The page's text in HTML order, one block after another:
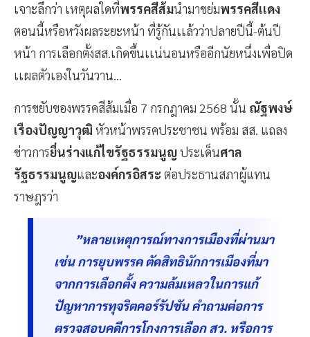
เจาะลึกว่า เหตุผลใดที่พรรคสีส้มนำมาขย่มพรรคสีเเดง
ตอนนี้หรือหวังผลระยะหน้า ที่รู้กันเเล้วว่าปลายปีนี้-ต้นปี
หน้า การเลือกตั้งสส.เกิดขึ้นเเน่นอนหรืออีกนัยหนึ่งเพื่อปิด
เเผลตัวเองในวันวาน...
การขยับของพรรคสีส้มเมื่อ 7 กรกฎาคม 2568 นั้น ณัฐพงษ์
เรืองปัญญาวุฒิ หัวหน้าพรรคประชาชน พร้อม สส. แถลง
ข่าวการยื่นร่างแก้ไขรัฐธรรมนูญประเด็นศาล
รัฐธรรมนูญและองค์กรอิสระต่อประธานสภาผู้แทน
ราษฎรว่า
”หลายเหตุการณ์ทางการเมืองที่ผ่านมา
เช่น การยุบพรรค ตัดสิทธินักการเมืองที่มา
จากการเลือกตั้ง ความล้มเหลวในการแก้
ปัญหาการทุจริตคอร์รัปชัน คำถามต่อการ
ตรวจสอบคดีการโกงการเลือก สว. หรือการ